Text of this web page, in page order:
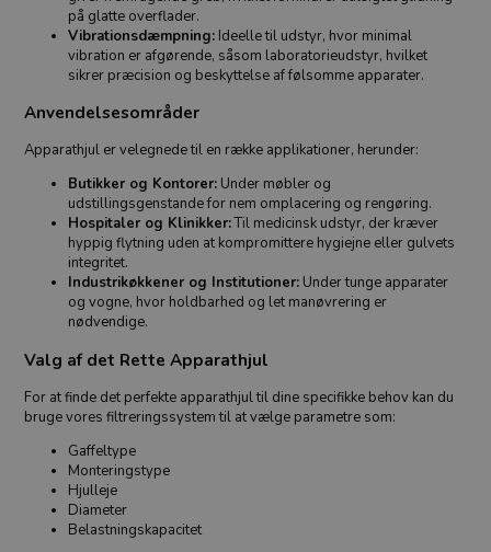
på glatte overflader.
Vibrationsdæmpning: Ideelle til udstyr, hvor minimal
vibration er afgørende, såsom laboratorieudstyr, hvilket
sikrer præcision og beskyttelse af følsomme apparater.
Anvendelsesområder
Apparathjul er velegnede til en række applikationer, herunder:
Butikker og Kontorer: Under møbler og
udstillingsgenstande for nem omplacering og rengøring.
Hospitaler og Klinikker:Til medicinsk udstyr, der kræver
hyppig flytning uden at kompromittere hygiejne eller gulvets
integritet.
Industrikøkkener og Institutioner: Under tunge apparater
og vogne, hvor holdbarhed og let manøvrering er
nødvendige.
Valg af det Rette Apparathjul
For at finde det perfekte apparathjul til dine specifikke behov kan du
bruge vores filtreringssystem til at vælge parametre som:
Gaffeltype
Monteringstype
Hjulleje
Diameter
Belastningskapacitet